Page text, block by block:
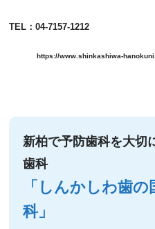
TEL：04‐7157‐1212
https://www.shinkashiwa-
新柏で予防歯科を大切
歯科
「しんかしわ歯
科」